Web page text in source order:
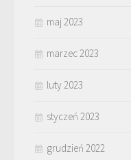
maj 2023
marzec 2023
luty 2023
styczeń 2023
grudzień 2022